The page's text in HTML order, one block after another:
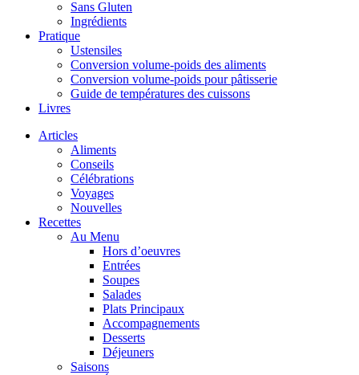
Sans Gluten
Ingrédients
Pratique
Ustensiles
Conversion volume-poids des aliments
Conversion volume-poids pour pâtisserie
Guide de températures des cuissons
Livres
Articles
Aliments
Conseils
Célébrations
Voyages
Nouvelles
Recettes
Au Menu
Hors d’oeuvres
Entrées
Soupes
Salades
Plats Principaux
Accompagnements
Desserts
Déjeuners
Saisons